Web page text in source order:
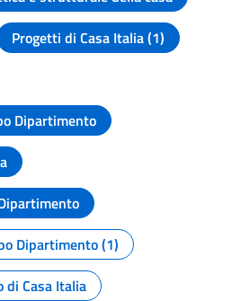
Progetti di Casa Italia (1)
Dipartimento
Dipartimento (1)
di Casa Italia